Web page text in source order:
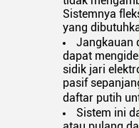
Sistemnya
yang
Jangkauan
dapat
sidik jari
pasif
daftar putih
Sistem ini